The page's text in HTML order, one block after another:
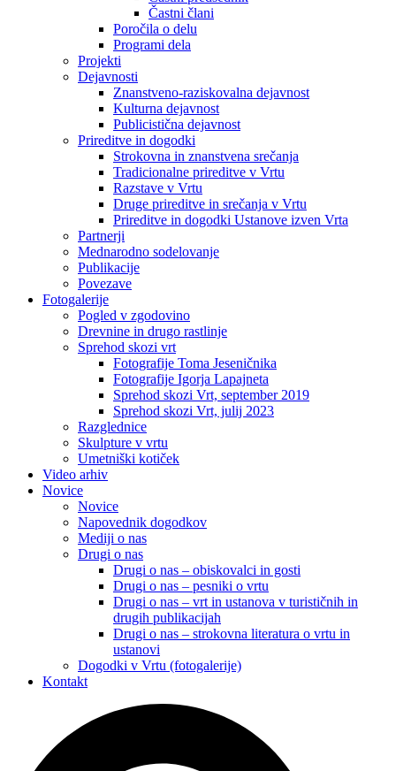
Častni člani
Poročila o delu
Programi dela
Projekti
Dejavnosti
Znanstveno-raziskovalna dejavnost
Kulturna dejavnost
Publicistična dejavnost
Prireditve in dogodki
Strokovna in znanstvena srečanja
Tradicionalne prireditve v Vrtu
Razstave v Vrtu
Druge prireditve in srečanja v Vrtu
Prireditve in dogodki Ustanove izven Vrta
Partnerji
Mednarodno sodelovanje
Publikacije
Povezave
Fotogalerije
Pogled v zgodovino
Drevnine in drugo rastlinje
Sprehod skozi vrt
Fotografije Toma Jeseničnika
Fotografije Igorja Lapajneta
Sprehod skozi Vrt, september 2019
Sprehod skozi Vrt, julij 2023
Razglednice
Skulpture v vrtu
Umetniški kotiček
Video arhiv
Novice
Novice
Napovednik dogodkov
Mediji o nas
Drugi o nas
Drugi o nas – obiskovalci in gosti
Drugi o nas – pesniki o vrtu
Drugi o nas – vrt in ustanova v turističnih in
drugih publikacijah
Drugi o nas – strokovna literatura o vrtu in
ustanovi
Dogodki v Vrtu (fotogalerije)
Kontakt